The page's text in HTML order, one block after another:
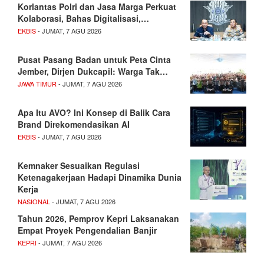
Korlantas Polri dan Jasa Marga Perkuat
Kolaborasi, Bahas Digitalisasi,…
EKBIS- JUMAT, 7 AGU 2026
Pusat Pasang Badan untuk Peta Cinta
Jember, Dirjen Dukcapil: Warga Tak…
JAWA TIMUR- JUMAT, 7 AGU 2026
Apa Itu AVO? Ini Konsep di Balik Cara
Brand Direkomendasikan AI
EKBIS- JUMAT, 7 AGU 2026
Kemnaker Sesuaikan Regulasi
Ketenagakerjaan Hadapi Dinamika Dunia
Kerja
NASIONAL- JUMAT, 7 AGU 2026
Tahun 2026, Pemprov Kepri Laksanakan
Empat Proyek Pengendalian Banjir
KEPRI- JUMAT, 7 AGU 2026